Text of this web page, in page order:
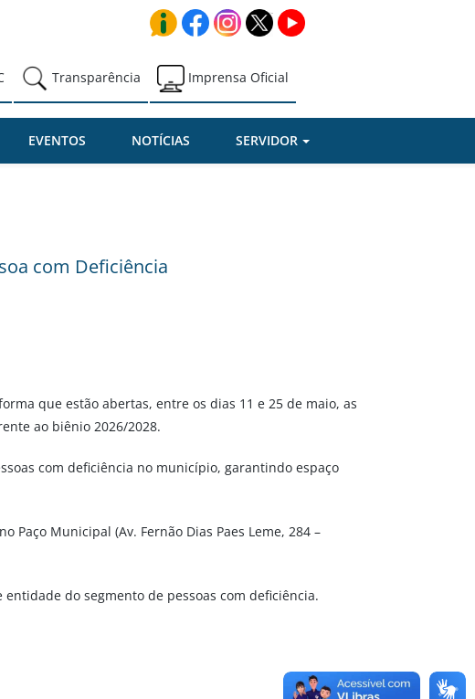
Transparência Imprensa Oficial
EVENTOS NOTÍCIAS SERVIDOR
com Deficiência
que estão abertas, entre os dias 11 e 25 de maio, as
ao biênio 2026/2028.
com deficiência no município, garantindo espaço
Paço Municipal (Av. Fernão Dias Paes Leme, 284 –
do segmento de pessoas com deficiência.